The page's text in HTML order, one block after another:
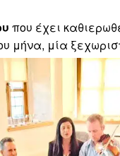
που έχει
μήνα, μία